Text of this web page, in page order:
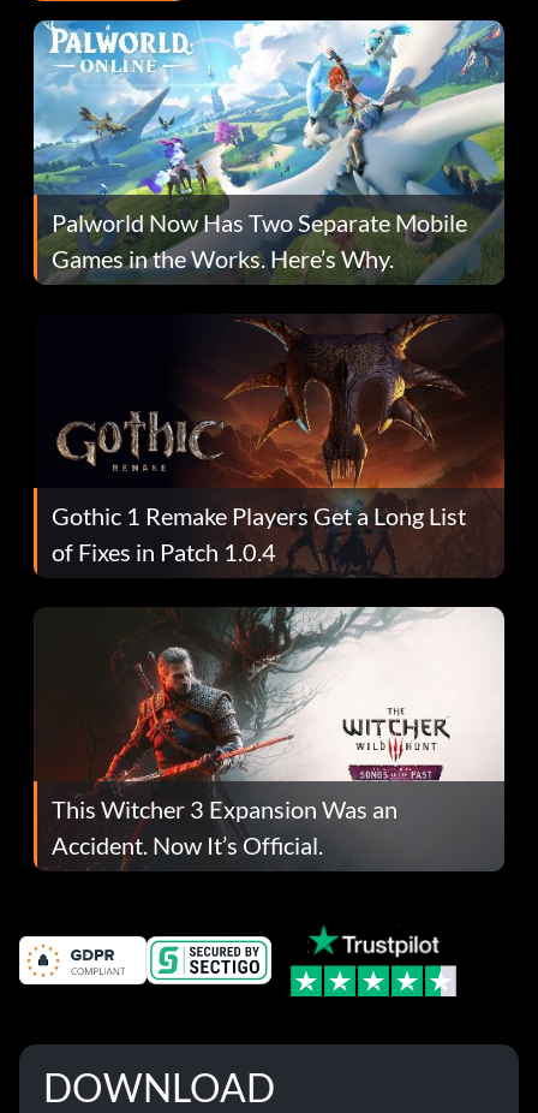
Palworld Now Has Two Separate Mobile
Games in the Works. Here’s Why.
Gothic 1 Remake Players Get a Long List
of Fixes in Patch 1.0.4
This Witcher 3 Expansion Was an
Accident. Now It’s Official.
DOWNLOAD